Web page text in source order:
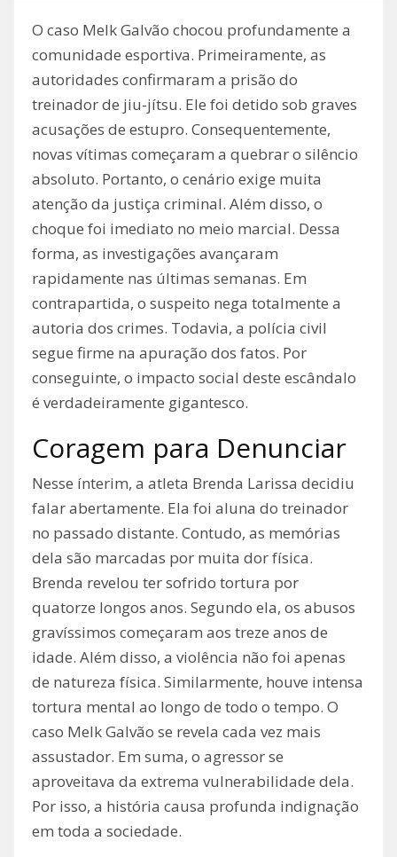
O caso Melk Galvão chocou profundamente a
comunidade esportiva. Primeiramente, as
autoridades confirmaram a prisão do
treinador de jiu-jítsu. Ele foi detido sob graves
acusações de estupro. Consequentemente,
novas vítimas começaram a quebrar o silêncio
absoluto. Portanto, o cenário exige muita
atenção da justiça criminal. Além disso, o
choque foi imediato no meio marcial. Dessa
forma, as investigações avançaram
rapidamente nas últimas semanas. Em
contrapartida, o suspeito nega totalmente a
autoria dos crimes. Todavia, a polícia civil
segue firme na apuração dos fatos. Por
conseguinte, o impacto social deste escândalo
é verdadeiramente gigantesco.
Coragem para Denunciar
Nesse ínterim, a atleta Brenda Larissa decidiu
falar abertamente. Ela foi aluna do treinador
no passado distante. Contudo, as memórias
dela são marcadas por muita dor física.
Brenda revelou ter sofrido tortura por
quatorze longos anos. Segundo ela, os abusos
gravíssimos começaram aos treze anos de
idade. Além disso, a violência não foi apenas
de natureza física. Similarmente, houve intensa
tortura mental ao longo de todo o tempo. O
caso Melk Galvão se revela cada vez mais
assustador. Em suma, o agressor se
aproveitava da extrema vulnerabilidade dela.
Por isso, a história causa profunda indignação
em toda a sociedade.